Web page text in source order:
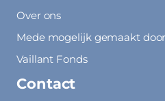
Over ons
Mede mogelijk gemaakt
Vaillant Fonds
Contact